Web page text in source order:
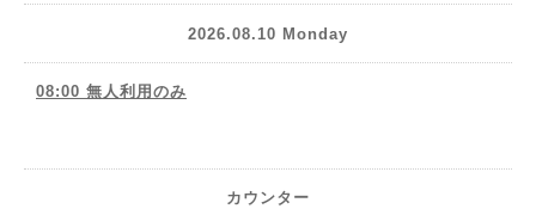
2026.08.10 Monday
08:00 無人利用のみ
カウンター